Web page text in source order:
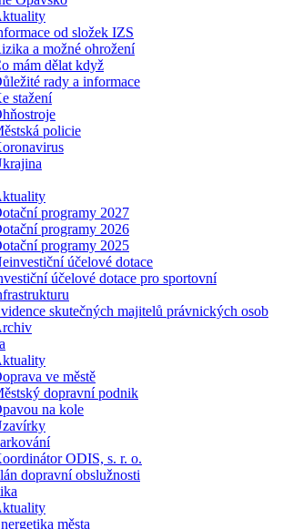
od složek IZS
a možné ohrožení
mám dělat když
rady a informace
stažení
policie
programy 2027
programy 2026
programy 2025
účelové dotace
účelové dotace pro sportovní
skutečných majitelů právnických osob
ve městě
dopravní podnik
na kole
ODIS, s. r. o.
dopravní obslužnosti
města